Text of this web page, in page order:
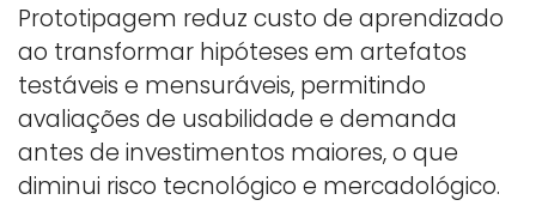
Prototipagem reduz custo de aprendizado
ao transformar hipóteses em artefatos
testáveis e mensuráveis, permitindo
avaliações de usabilidade e demanda
antes de investimentos maiores, o que
diminui risco tecnológico e mercadológico.